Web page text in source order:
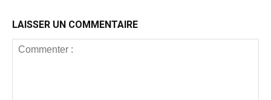
LAISSER UN COMMENTAIRE